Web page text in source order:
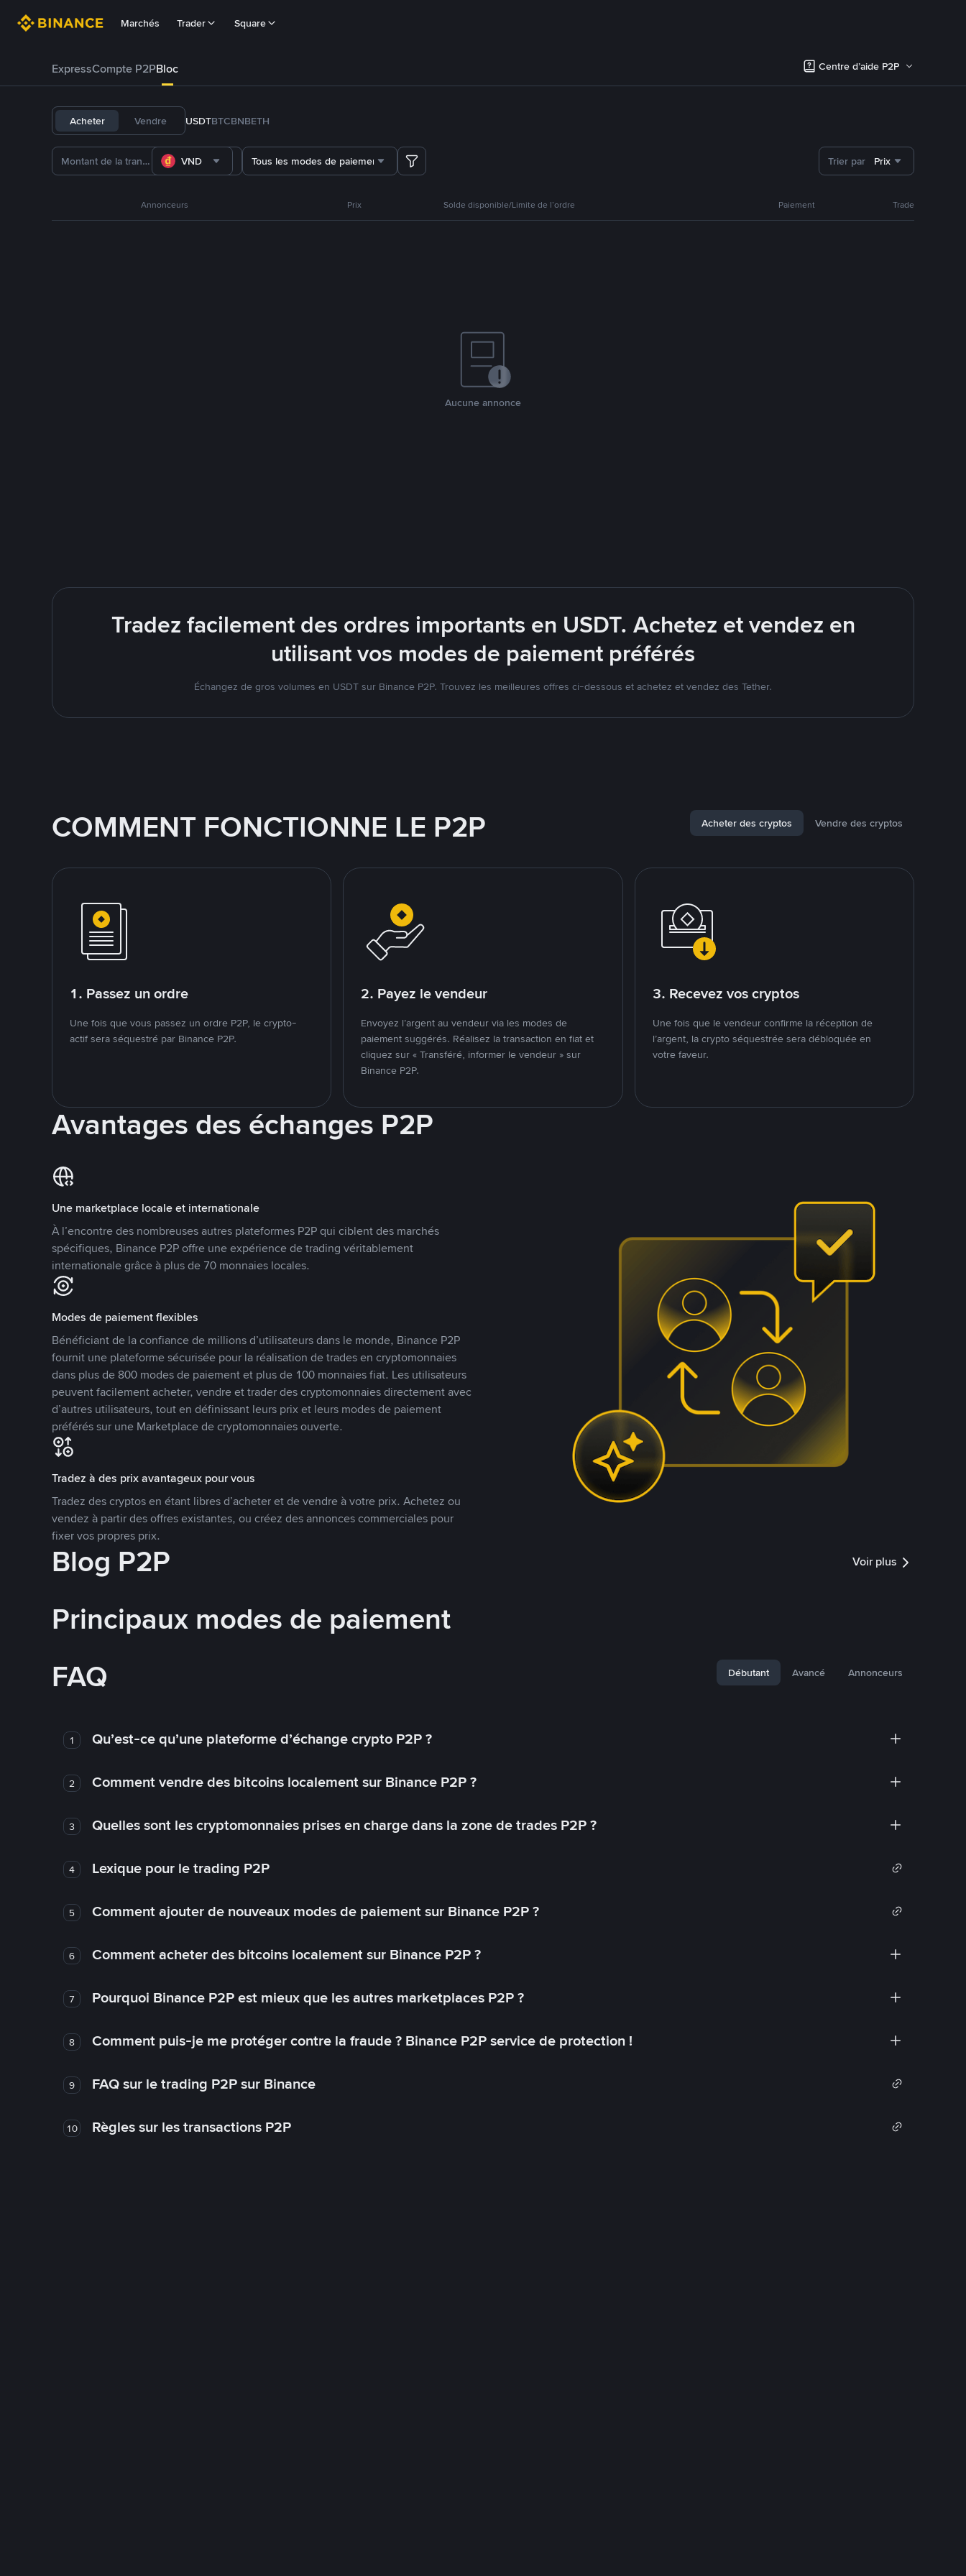
Marchés Trader Square
ExpressCompte P2PBloc Centre d’aide P2P
Acheter Vendre USDTBTCBNBETH
VND Tous les modes de paiement Trier par Prix
Annonceurs Prix Solde disponible/Limite de l’ordre Paiement Trade
Aucune annonce
Tradez facilement des ordres importants en USDT. Achetez et vendez en
utilisant vos modes de paiement préférés
Échangez de gros volumes en USDT sur Binance P2P. Trouvez les meilleures offres ci-dessous et achetez et vendez des Tether.
COMMENT FONCTIONNE LE P2P Acheter des cryptos Vendre des cryptos
1. Passez un ordre
Une fois que vous passez un ordre P2P, le crypto-
actif sera séquestré par Binance P2P.
2. Payez le vendeur
Envoyez l’argent au vendeur via les modes de
paiement suggérés. Réalisez la transaction en fiat et
cliquez sur « Transféré, informer le vendeur » sur
Binance P2P.
3. Recevez vos cryptos
Une fois que le vendeur confirme la réception de
l’argent, la crypto séquestrée sera débloquée en
votre faveur.
Avantages des échanges P2P
Une marketplace locale et internationale
À l’encontre des nombreuses autres plateformes P2P qui ciblent des marchés
spécifiques, Binance P2P offre une expérience de trading véritablement
internationale grâce à plus de 70 monnaies locales.
Modes de paiement flexibles
Bénéficiant de la confiance de millions d’utilisateurs dans le monde, Binance P2P
fournit une plateforme sécurisée pour la réalisation de trades en cryptomonnaies
dans plus de 800 modes de paiement et plus de 100 monnaies fiat. Les utilisateurs
peuvent facilement acheter, vendre et trader des cryptomonnaies directement avec
d’autres utilisateurs, tout en définissant leurs prix et leurs modes de paiement
préférés sur une Marketplace de cryptomonnaies ouverte.
Tradez à des prix avantageux pour vous
Tradez des cryptos en étant libres d’acheter et de vendre à votre prix. Achetez ou
vendez à partir des offres existantes, ou créez des annonces commerciales pour
fixer vos propres prix.
Blog P2P Voir plus
Principaux modes de paiement
FAQ
Débutant Avancé Annonceurs
1 Qu’est-ce qu’une plateforme d’échange crypto P2P ?
2 Comment vendre des bitcoins localement sur Binance P2P ?
3 Quelles sont les cryptomonnaies prises en charge dans la zone de trades P2P ?
4 Lexique pour le trading P2P
5 Comment ajouter de nouveaux modes de paiement sur Binance P2P ?
6 Comment acheter des bitcoins localement sur Binance P2P ?
7 Pourquoi Binance P2P est mieux que les autres marketplaces P2P ?
8 Comment puis-je me protéger contre la fraude ? Binance P2P service de protection !
9 FAQ sur le trading P2P sur Binance
10 Règles sur les transactions P2P